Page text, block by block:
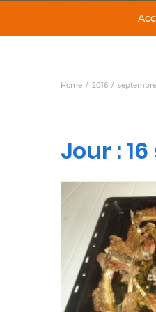
Home 2016 septembre
Jour :